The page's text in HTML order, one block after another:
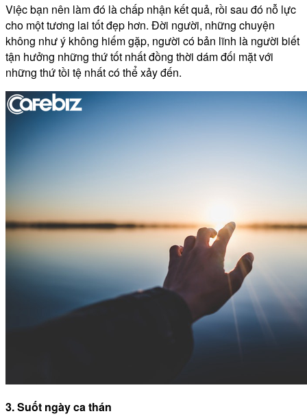
Việc bạn nên làm đó là chấp nhận kết quả, rồi sau đó nỗ lực
cho một tương lai tốt đẹp hơn. Đời người, những chuyện
không như ý không hiếm gặp, người có bản lĩnh là người biết
tận hưởng những thứ tốt nhất đồng thời dám đối mặt với
những thứ tồi tệ nhất có thể xảy đến.
3. Suốt ngày ca thán